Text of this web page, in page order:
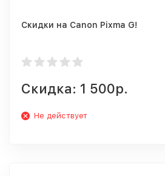
Скидки на Canon Pixma G!
Скидка: 1 500р.
Не действует